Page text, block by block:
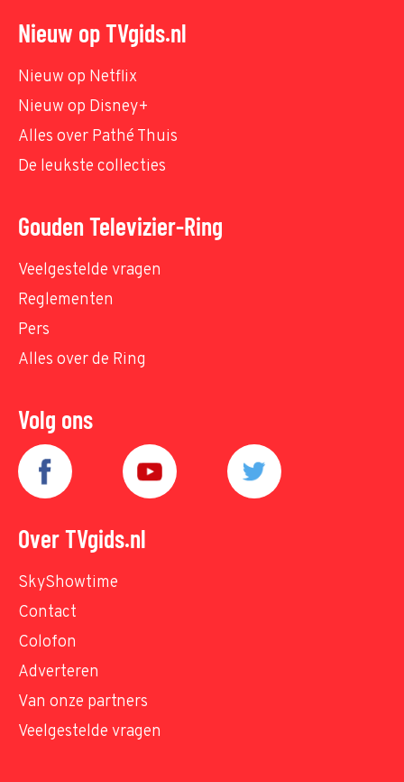
Nieuw op TVgids.nl
Nieuw op Netflix
Nieuw op Disney+
Alles over Pathé Thuis
De leukste collecties
Gouden Televizier-Ring
Veelgestelde vragen
Reglementen
Pers
Alles over de Ring
Volg ons
Over TVgids.nl
SkyShowtime
Contact
Colofon
Adverteren
Van onze partners
Veelgestelde vragen